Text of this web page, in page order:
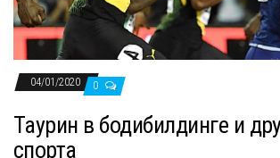
04/01/2020 0
Таурин в бодибилдинге и
спорта